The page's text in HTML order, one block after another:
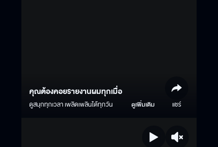
คุณต้องคอยรายงานผมทุกเมื่อ
ดูสนุกทุกเวลา เพลิดเพลินได้ทุกวัน ดูเพิ่มเติม แชร์